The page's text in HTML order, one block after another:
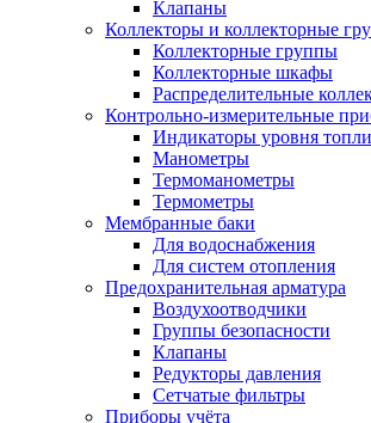
Клапаны
Коллекторы и коллекторные
Коллекторные группы
Коллекторные шкафы
Распределительные
Контрольно-измерительные
Индикаторы уровня
Манометры
Термоманометры
Термометры
Мембранные баки
Для водоснабжения
Для систем отопления
Предохранительная арматура
Воздухоотводчики
Группы безопасности
Клапаны
Редукторы давления
Сетчатые фильтры
Приборы учёта